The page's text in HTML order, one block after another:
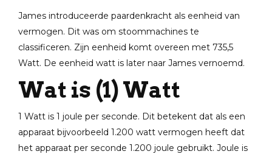
James introduceerde paardenkracht als eenheid van
vermogen. Dit was om stoommachines te
classificeren. Zijn eenheid komt overeen met 735,5
Watt. De eenheid watt is later naar James vernoemd.
Wat is (1) Watt
1 Watt is 1 joule per seconde. Dit betekent dat als een
apparaat bijvoorbeeld 1.200 watt vermogen heeft dat
het apparaat per seconde 1.200 joule gebruikt. Joule is